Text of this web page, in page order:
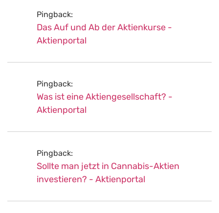
Pingback:
Das Auf und Ab der Aktienkurse -
Aktienportal
Pingback:
Was ist eine Aktiengesellschaft? -
Aktienportal
Pingback:
Sollte man jetzt in Cannabis-Aktien
investieren? - Aktienportal